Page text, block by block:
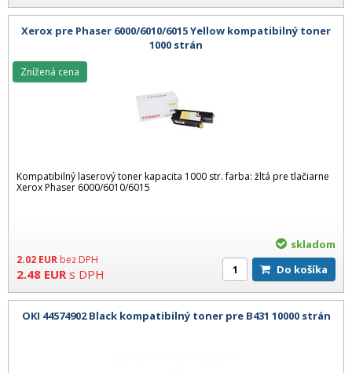
Xerox pre Phaser 6000/6010/6015 Yellow kompatibilný toner
1000 strán
Kompatibilný laserový toner kapacita 1000 str. farba: žltá pre tlačiarne
Xerox Phaser 6000/6010/6015
2.02 EUR bez DPH
2.48 EUR s DPH
Znížená cena
skladom
Do košíka
OKI 44574902 Black kompatibilný toner pre B431 10000 strán